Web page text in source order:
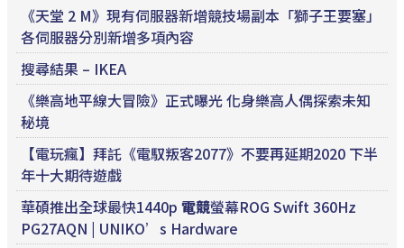
《天堂 2 M》現有伺服器新增競技場副本「獅子王要塞」
各伺服器分別新增多項內容
搜尋結果 – IKEA
《樂高地平線大冒險》正式曝光 化身樂高人偶探索未知
秘境
【電玩瘋】拜託《電馭叛客2077》不要再延期2020 下半
年十大期待遊戲
華碩推出全球最快1440p 電競螢幕ROG Swift 360Hz
PG27AQN | UNIKO’s Hardware